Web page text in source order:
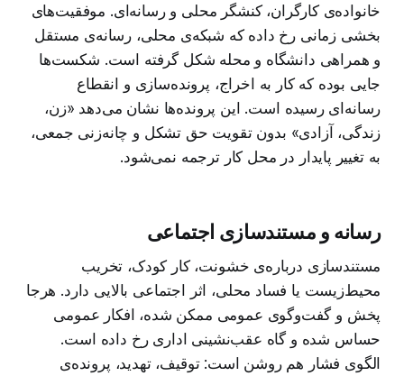
خانواده‌ی کارگران، کنشگر محلی و رسانه‌ای. موفقیت‌های
بخشی زمانی رخ داده که شبکه‌ی محلی، رسانه‌ی مستقل
و همراهی دانشگاه و محله شکل گرفته است. شکست‌ها
جایی بوده که کار به اخراج، پرونده‌سازی و انقطاع
رسانه‌ای رسیده است. این پرونده‌ها نشان می‌دهد «زن،
زندگی، آزادی» بدون تقویت حق تشکل و چانه‌زنی جمعی،
به تغییر پایدار در محل کار ترجمه نمی‌شود.
رسانه و مستندسازی اجتماعی
مستندسازی درباره‌ی خشونت، کار کودک، تخریب
محیط‌زیست یا فساد محلی، اثر اجتماعی بالایی دارد. هرجا
پخش و گفت‌وگوی عمومی ممکن شده، افکار عمومی
حساس شده و گاه عقب‌نشینی اداری رخ داده است.
الگوی فشار هم روشن است: توقیف، تهدید، پرونده‌ی